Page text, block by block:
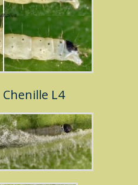
Chenille L4